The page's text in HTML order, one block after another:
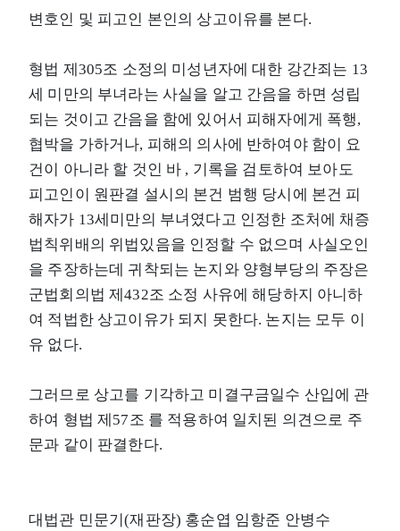
변호인 및 피고인 본인의 상고이유를 본다.
형법 제305조 소정의 미성년자에 대한 강간죄는 13
세 미만의 부녀라는 사실을 알고 간음을 하면 성립
되는 것이고 간음을 함에 있어서 피해자에게 폭행,
협박을 가하거나, 피해의 의사에 반하여야 함이 요
건이 아니라 할 것인 바 , 기록을 검토하여 보아도
피고인이 원판결 설시의 본건 범행 당시에 본건 피
해자가 13세미만의 부녀였다고 인정한 조처에 채증
법칙위배의 위법있음을 인정할 수 없으며 사실오인
을 주장하는데 귀착되는 논지와 양형부당의 주장은
군법회의법 제432조 소정 사유에 해당하지 아니하
여 적법한 상고이유가 되지 못한다. 논지는 모두 이
유 없다.
그러므로 상고를 기각하고 미결구금일수 산입에 관
하여 형법 제57조 를 적용하여 일치된 의견으로 주
문과 같이 판결한다.
대법관 민문기(재판장) 홍순엽 임항준 안병수